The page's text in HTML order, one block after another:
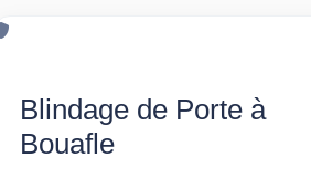
Blindage de Porte à
Bouafle